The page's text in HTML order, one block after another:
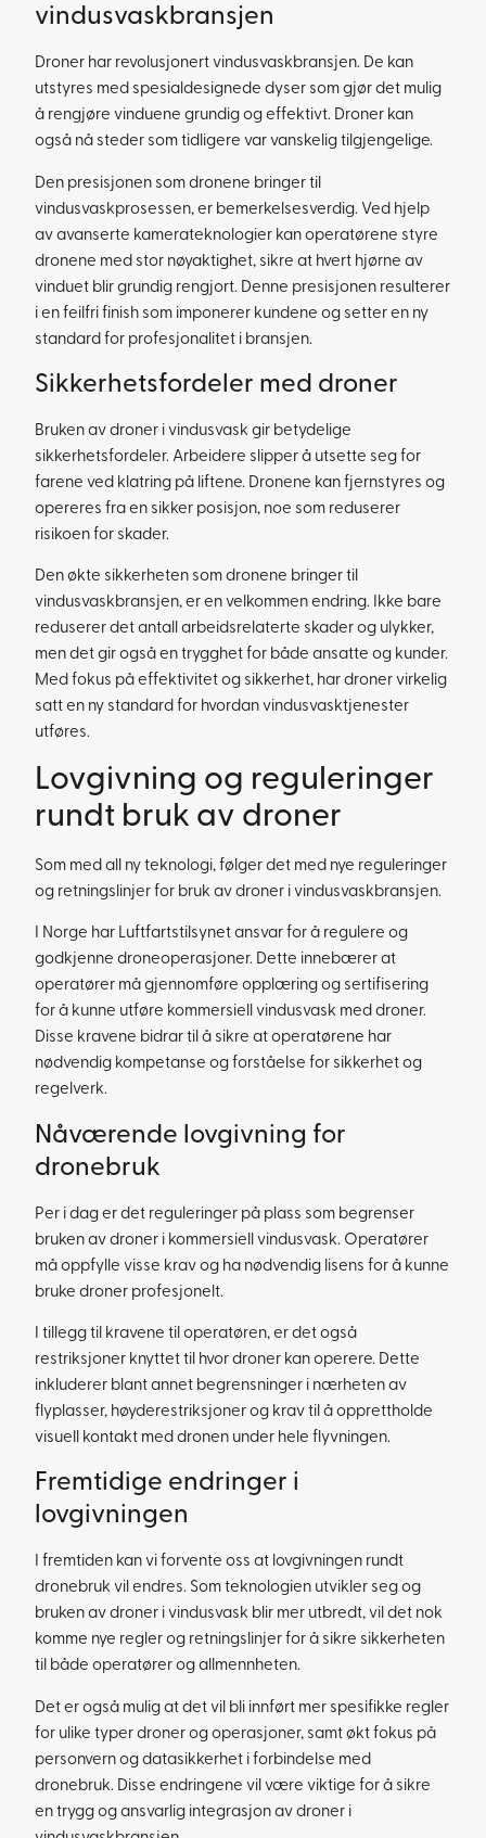
vindusvaskbransjen
Droner har revolusjonert vindusvaskbransjen. De kan
utstyres med spesialdesignede dyser som gjør det mulig
å rengjøre vinduene grundig og effektivt. Droner kan
også nå steder som tidligere var vanskelig tilgjengelige.
Den presisjonen som dronene bringer til
vindusvaskprosessen, er bemerkelsesverdig. Ved hjelp
av avanserte kamerateknologier kan operatørene styre
dronene med stor nøyaktighet, sikre at hvert hjørne av
vinduet blir grundig rengjort. Denne presisjonen resulterer
i en feilfri finish som imponerer kundene og setter en ny
standard for profesjonalitet i bransjen.
Sikkerhetsfordeler med droner
Bruken av droner i vindusvask gir betydelige
sikkerhetsfordeler. Arbeidere slipper å utsette seg for
farene ved klatring på liftene. Dronene kan fjernstyres og
opereres fra en sikker posisjon, noe som reduserer
risikoen for skader.
Den økte sikkerheten som dronene bringer til
vindusvaskbransjen, er en velkommen endring. Ikke bare
reduserer det antall arbeidsrelaterte skader og ulykker,
men det gir også en trygghet for både ansatte og kunder.
Med fokus på effektivitet og sikkerhet, har droner virkelig
satt en ny standard for hvordan vindusvasktjenester
utføres.
Lovgivning og reguleringer
rundt bruk av droner
Som med all ny teknologi, følger det med nye reguleringer
og retningslinjer for bruk av droner i vindusvaskbransjen.
I Norge har Luftfartstilsynet ansvar for å regulere og
godkjenne droneoperasjoner. Dette innebærer at
operatører må gjennomføre opplæring og sertifisering
for å kunne utføre kommersiell vindusvask med droner.
Disse kravene bidrar til å sikre at operatørene har
nødvendig kompetanse og forståelse for sikkerhet og
regelverk.
Nåværende lovgivning for
dronebruk
Per i dag er det reguleringer på plass som begrenser
bruken av droner i kommersiell vindusvask. Operatører
må oppfylle visse krav og ha nødvendig lisens for å kunne
bruke droner profesjonelt.
I tillegg til kravene til operatøren, er det også
restriksjoner knyttet til hvor droner kan operere. Dette
inkluderer blant annet begrensninger i nærheten av
flyplasser, høyderestriksjoner og krav til å opprettholde
visuell kontakt med dronen under hele flyvningen.
Fremtidige endringer i
lovgivningen
I fremtiden kan vi forvente oss at lovgivningen rundt
dronebruk vil endres. Som teknologien utvikler seg og
bruken av droner i vindusvask blir mer utbredt, vil det nok
komme nye regler og retningslinjer for å sikre sikkerheten
til både operatører og allmennheten.
Det er også mulig at det vil bli innført mer spesifikke regler
for ulike typer droner og operasjoner, samt økt fokus på
personvern og datasikkerhet i forbindelse med
dronebruk. Disse endringene vil være viktige for å sikre
en trygg og ansvarlig integrasjon av droner i